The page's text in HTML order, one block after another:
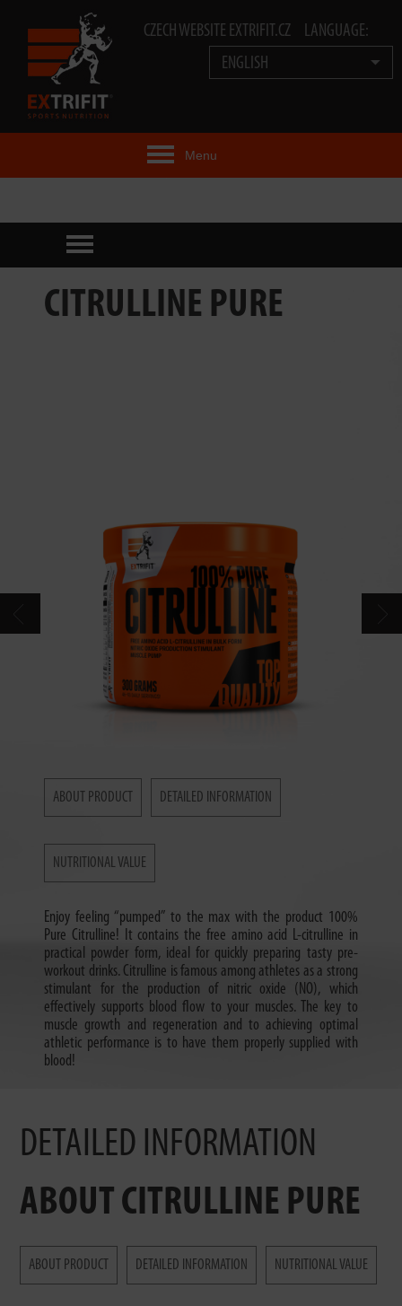
CZECH WEBSITE EXTRIFIT.CZ
LANGUAGE:
ENGLISH
Menu
PRODUCTS
TECHNOLOGY
CITRULLINE PURE
ABOUT PRODUCT DETAILED INFORMATION
NUTRITIONAL VALUE
Enjoy feeling “pumped” to the max with the product 100%
Pure Citrulline! It contains the free amino acid L-citrulline in
practical powder form, ideal for quickly preparing tasty pre-
workout drinks. Citrulline is famous among athletes as a strong
stimulant for the production of nitric oxide (NO), which
effectively supports blood flow to your muscles. The key to
muscle growth and regeneration and to achieving optimal
athletic performance is to have them properly supplied with
blood!
DETAILED INFORMATION
ABOUT CITRULLINE PURE
ABOUT PRODUCT DETAILED INFORMATION NUTRITIONAL VALUE